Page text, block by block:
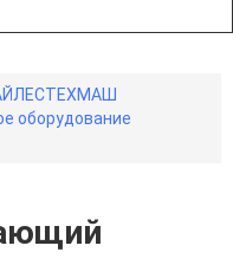
оборудование